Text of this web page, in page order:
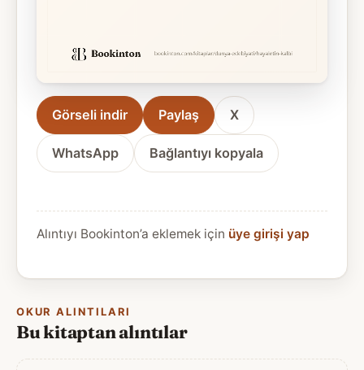
Görseli indir Paylaş X
WhatsApp Bağlantıyı kopyala
Alıntıyı Bookinton’a eklemek için üye girişi yap
OKUR ALINTILARI
Bu kitaptan alıntılar